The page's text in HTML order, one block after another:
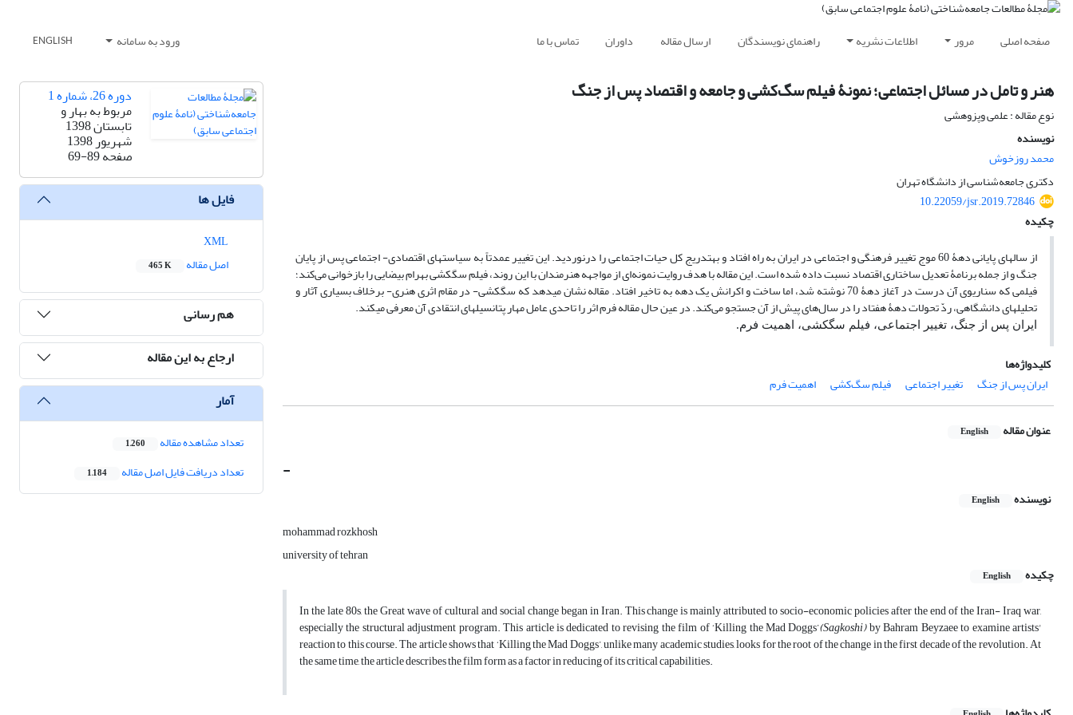
صفحه اصلی مرور اطلاعات نشریه راهنمای نویسندگان ارسال مقاله داوران تماس با ما ورود به سامانه ENGLISH
هنر و تامل در مسائل اجتماعی؛ نمونۀ فیلم سگ‌کشی و جامعه و اقتصاد پس از جنگ
نوع مقاله : علمی وپزوهشی
نویسنده
محمد روزخوش
دکتری جامعه‌شناسی از دانشگاه تهران
10.22059/jsr.2019.72846
چکیده
از سال­های پایانی دهۀ 60 موج تغییر فرهنگی و اجتماعی در ایران به راه افتاد و به­تدریج کل حیات اجتماعی را درنوردید. این تغییر عمدتاً به سیاست­های اقتصادی- اجتماعی پس از پایان
جنگ و از جمله برنامۀ تعدیل ساختاری اقتصاد نسبت داده شده است. این مقاله با هدف روایت نمونه‌ای از مواجهه هنرمندان با این روند، فیلم سگ­کشی بهرام بیضایی را بازخوانی می‌کند؛
فیلمی که سناریوی آن درست در آغاز دهۀ 70 نوشته شد، اما ساخت و اکرانش یک دهه به تاخیر افتاد. مقاله نشان می­دهد که سگ­کشی- در مقام اثری هنری- برخلاف بسیاری آثار و
تحلیل­های دانشگاهی، ردّ تحولات دهۀ هفتاد را در سال‌های پیش از آن جستجو می‌کند. در عین حال مقاله فرم اثر را تاحدی عامل مهار پتانسیل­های انتقادی آن معرفی می­کند.
ایران پس از جنگ، تغییر اجتماعی، فیلم سگ­کشی، اهمیت فرم.
کلیدواژه‌ها
ایران پس از جنگ
تغییر اجتماعی فیلم سگ‌کشی اهمیت فرم
عنوان مقاله English
-
نویسنده English
mohammad rozkhosh
university of tehran
چکیده
English
In the late 80s, the Great wave of cultural and social change began in Iran. This change is mainly attributed to socio-economic policies after the end of the Iran- Iraq war,
especially the structural adjustment program. This article is dedicated to revising the film of ‘Killing the Mad Doggs’(Sagkoshi)by Bahram Beyzaee to examine artists'
reaction to this course. The article shows that ‘Killing the Mad Doggs’, unlike many academic studies, looks for the root of the change in the first decade of the revolution. At
the same time, the article describes the film form as a factor in reducing of its critical capabilities.
دوره 26، شماره 1
مربوط به بهار و
تابستان 1398
شهریور 1398
صفحه69-89
فایل ها
اصل مقاله
465 K
هم رسانی
ارجاع به این مقاله
آمار
تعداد مشاهده مقاله 1,260
تعداد دریافت فایل اصل مقاله 1,184